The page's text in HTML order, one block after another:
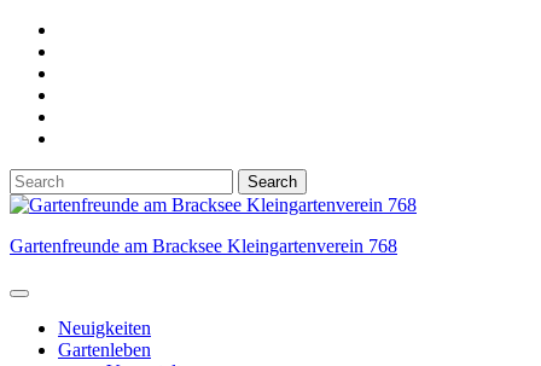
Skip
content
Search
for:
Gartenfreunde am Bracksee Kleingartenverein 768
Open
ButtonNeuigkeiten
Gartenleben